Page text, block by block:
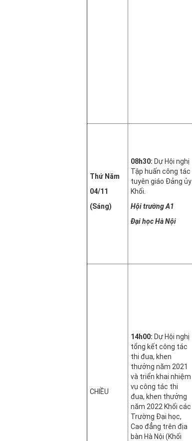
Thứ Năm
04/11
(Sáng)
08h30: Dự Hội nghị
Tập huấn công tác
tuyên giáo Đảng ủy
Khối.
Hội trường A1
Đại học Hà Nội
CHIỀU
14h00: Dự Hội nghị
tổng kết công tác
thi đua, khen
thưởng năm 2021
và triển khai nhiệm
vụ công tác thi
đua, khen thưởng
năm 2022 Khối các
Trường Đại học,
Cao đẳng trên địa
bàn Hà Nội (Khối